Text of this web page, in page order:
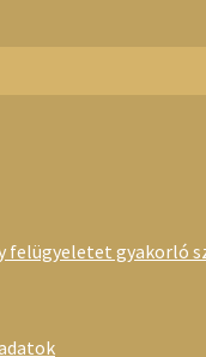
felügyeletet gyakorló